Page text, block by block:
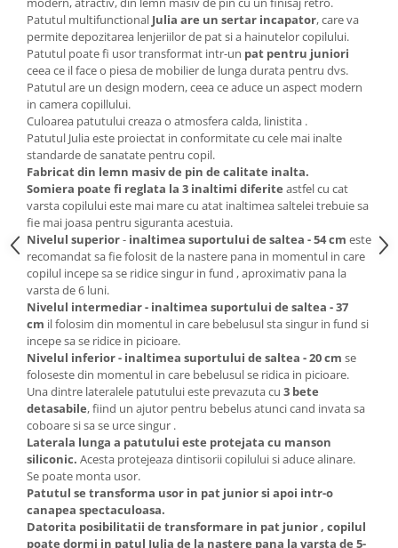
Saltele de infasat
Patutul multifunctional Julia are un sertar incapator, care va
permite depozitarea lenjeriilor de pat si a hainutelor copilului.
Patutul poate fi usor transformat intr-un pat pentru juniori
ceea ce il face o piesa de mobilier de lunga durata pentru dvs.
Patutul are un design modern, ceea ce aduce un aspect modern
in camera copillului.
Culoarea patutului creaza o atmosfera calda, linistita .
Patutul Julia este proiectat in conformitate cu cele mai inalte
standarde de sanatate pentru copil.
Fabricat din lemn masiv de pin de calitate inalta.
Somiera poate fi reglata la 3 inaltimi diferite astfel cu cat
varsta copilului este mai mare cu atat inaltimea saltelei trebuie sa
fie mai joasa pentru siguranta acestuia.
Nivelul superior- inaltimea suportului de saltea - 54 cm este
recomandat sa fie folosit de la nastere pana in momentul in care
copilul incepe sa se ridice singur in fund , aproximativ pana la
varsta de 6 luni.
Nivelul intermediar - inaltimea suportului de saltea - 37
cm il folosim din momentul in care bebelusul sta singur in fund si
incepe sa se ridice in picioare.
Nivelul inferior - inaltimea suportului de saltea - 20 cm se
foloseste din momentul in care bebelusul se ridica in picioare.
Una dintre lateralele patutului este prevazuta cu 3 bete
detasabile, fiind un ajutor pentru bebelus atunci cand invata sa
coboare si sa se urce singur .
Laterala lunga a patutului este protejata cu manson
siliconic. Acesta protejeaza dintisorii copilului si aduce alinare.
Se poate monta usor.
Patutul se transforma usor in pat junior si apoi intr-o
canapea spectaculoasa.
Datorita posibilitatii de transformare in pat junior , copilul
poate dormi in patul Julia de la nastere pana la varsta de 5-